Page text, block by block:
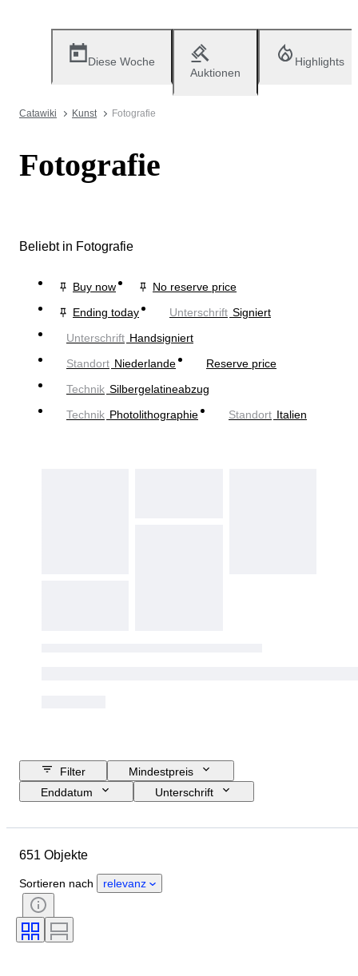
Diese Woche
Auktionen
Highlights
Catawiki Kunst Fotografie
Fotografie
Beliebt in Fotografie
Buy now
No reserve price
Ending today
Unterschrift Signiert
Unterschrift Handsigniert
Standort Niederlande
Reserve price
Technik Silbergelatineabzug
Technik Photolithographie Standort Italien
Filter
Mindestpreis
Enddatum
Unterschrift
Zustand
651 Objekte
Sortieren nach relevanz